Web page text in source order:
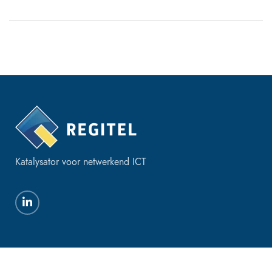
Katalysator voor netwerkend ICT